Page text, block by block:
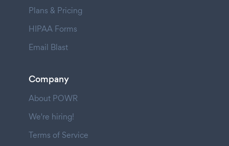
Plans & Pricing
HIPAA Forms
Email Blast
Company
About POWR
We're hiring!
Terms of Service